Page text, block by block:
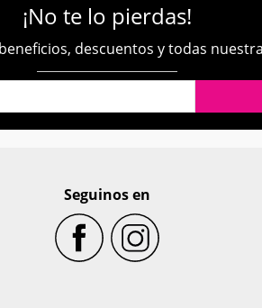
¡No te lo pierdas!
descuentos y todas
Seguinos en